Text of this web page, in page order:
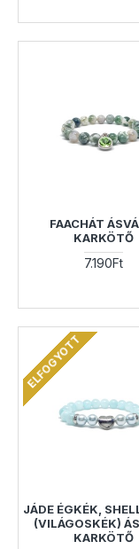
FAACHÁT
KARKÖTŐ
7.190Ft
ELFOGYOTT
JÁDE ÉGKÉK,
(VILÁGOSKÉK)
KARKÖTŐ